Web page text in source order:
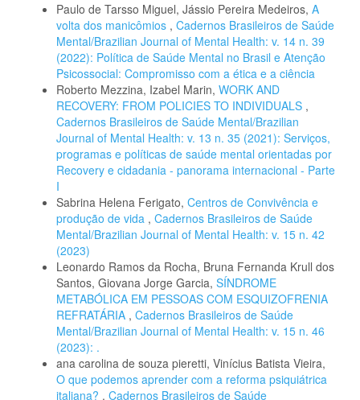
Paulo de Tarsso Miguel, Jássio Pereira Medeiros, A
volta dos manicômios , Cadernos Brasileiros de Saúde
Mental/Brazilian Journal of Mental Health: v. 14 n. 39
(2022): Política de Saúde Mental no Brasil e Atenção
Psicossocial: Compromisso com a ética e a ciência
Roberto Mezzina, Izabel Marin, WORK AND
RECOVERY: FROM POLICIES TO INDIVIDUALS ,
Cadernos Brasileiros de Saúde Mental/Brazilian
Journal of Mental Health: v. 13 n. 35 (2021): Serviços,
programas e políticas de saúde mental orientadas por
Recovery e cidadania - panorama internacional - Parte
I
Sabrina Helena Ferigato, Centros de Convivência e
produção de vida , Cadernos Brasileiros de Saúde
Mental/Brazilian Journal of Mental Health: v. 15 n. 42
(2023)
Leonardo Ramos da Rocha, Bruna Fernanda Krull dos
Santos, Giovana Jorge Garcia, SÍNDROME
METABÓLICA EM PESSOAS COM ESQUIZOFRENIA
REFRATÁRIA , Cadernos Brasileiros de Saúde
Mental/Brazilian Journal of Mental Health: v. 15 n. 46
(2023): .
ana carolina de souza pieretti, Vinícius Batista Vieira,
O que podemos aprender com a reforma psiquiátrica
italiana? , Cadernos Brasileiros de Saúde